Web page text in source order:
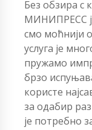
Без обзира с
МИНИПРЕСС
смо моћнији
услуга је
пружамо
брзо
користе
за одабир
је потребно